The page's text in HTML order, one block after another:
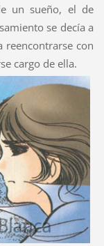
un sueño, el de
se decía a
con
cargo de ella.